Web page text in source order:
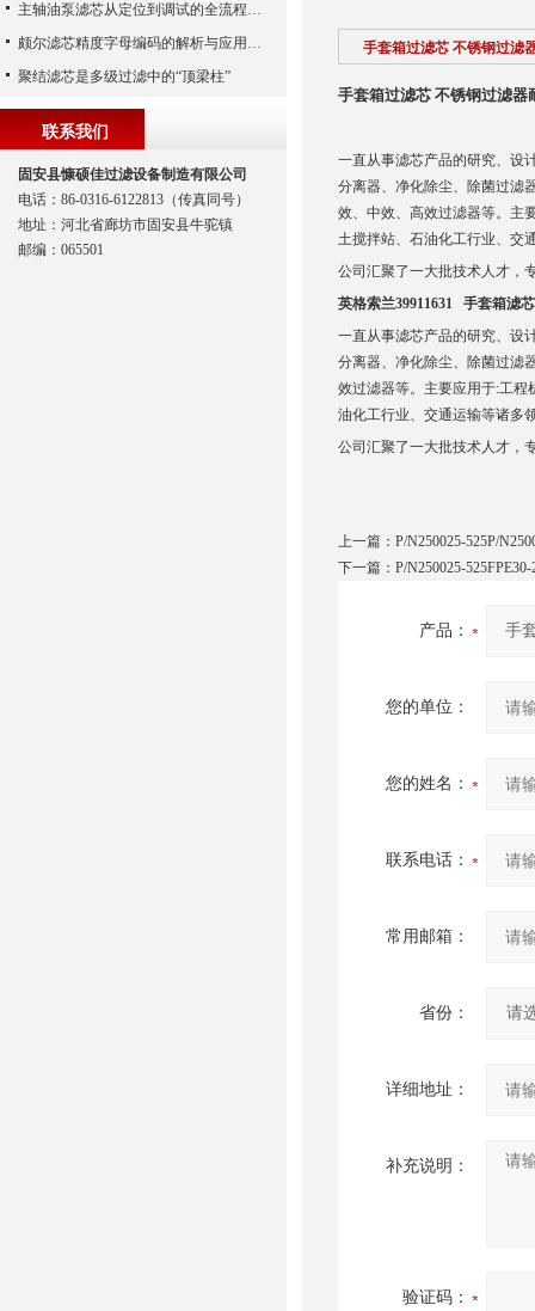
手套箱过滤芯 不锈钢过滤
手套箱过滤芯 不锈钢过滤器
一直从事滤芯产品的研究、设
分离器、净化除尘、除菌过滤
效、中效、高效过滤器等。主
土搅拌站、石油化工行业、交
公司汇聚了一大批技术人才，
英格索兰39911631手套箱滤
一直从事滤芯产品的研究、设
分离器、净化除尘、除菌过滤
效过滤器等。主要应用于:工
油化工行业、交通运输等诸多
公司汇聚了一大批技术人才，
上一篇： P/N250025-525P/
下一篇： P/N250025-
产品：
您的单位：
您的姓名：
联系电话：
常用邮箱：
省份：
详细地址：
补充说明：
验证码：
主轴油泵滤芯从定位到调试的全流程解析
颇尔滤芯精度字母编码的解析与应用指南
聚结滤芯是多级过滤中的“顶梁柱”
联系我们
固安县慷硕佳过滤设备制造有限公司
电话：86-0316-6122813（传真同号）
地址：河北省廊坊市固安县牛驼镇
邮编：065501